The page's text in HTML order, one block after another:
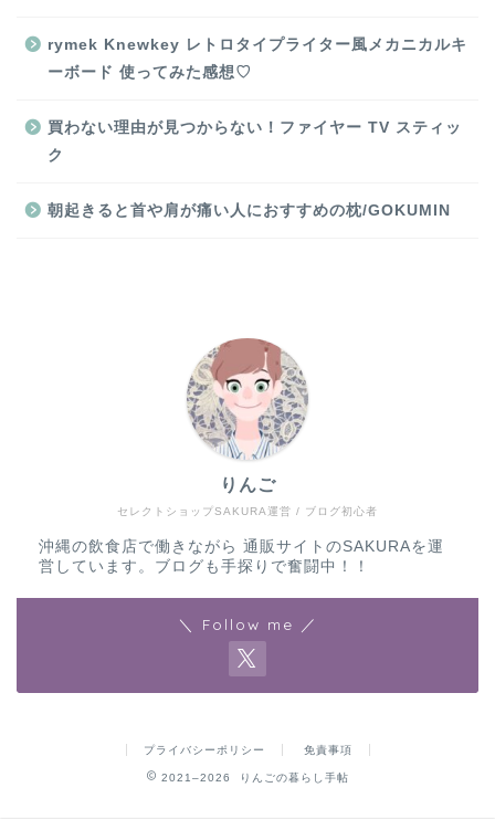
rymek Knewkey レトロタイプライター風メカニカルキ
ーボード 使ってみた感想♡
買わない理由が見つからない！ファイヤー TV スティッ
ク
朝起きると首や肩が痛い人におすすめの枕/GOKUMIN
セレクトショップSAKURA運営 / ブログ初心者
りんご
沖縄の飲食店で働きながら 通販サイトのSAKURAを運
営しています。ブログも手探りで奮闘中！！
＼ Follow me ／
プライバシーポリシー 免責事項
2021–2026 りんごの暮らし手帖